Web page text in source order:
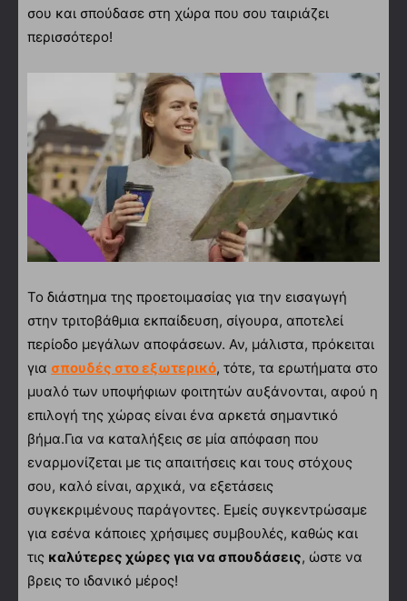
σου και σπούδασε στη χώρα που σου ταιριάζει
περισσότερο!
Το διάστημα της προετοιμασίας για την εισαγωγή
στην τριτοβάθμια εκπαίδευση, σίγουρα, αποτελεί
περίοδο μεγάλων αποφάσεων. Αν, μάλιστα, πρόκειται
για σπουδές στο εξωτερικό, τότε, τα ερωτήματα στο
μυαλό των υποψήφιων φοιτητών αυξάνονται, αφού η
επιλογή της χώρας είναι ένα αρκετά σημαντικό
βήμα.Για να καταλήξεις σε μία απόφαση που
εναρμονίζεται με τις απαιτήσεις και τους στόχους
σου, καλό είναι, αρχικά, να εξετάσεις
συγκεκριμένους παράγοντες. Εμείς συγκεντρώσαμε
για εσένα κάποιες χρήσιμες συμβουλές, καθώς και
τις καλύτερες χώρες για να σπουδάσεις, ώστε να
βρεις το ιδανικό μέρος!